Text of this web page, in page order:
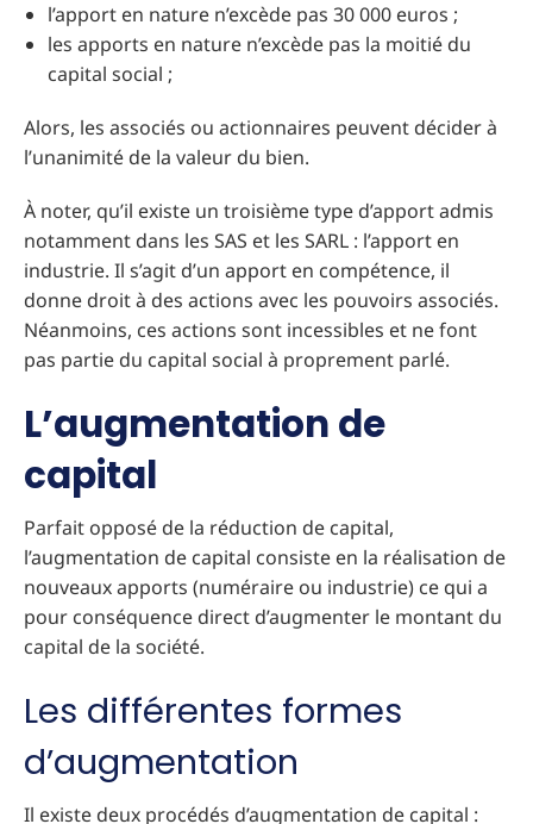
l’apport en nature n’excède pas 30 000 euros ;
les apports en nature n’excède pas la moitié du
capital social ;
Alors, les associés ou actionnaires peuvent décider à
l’unanimité de la valeur du bien.
À noter, qu’il existe un troisième type d’apport admis
notamment dans les SAS et les SARL : l’apport en
industrie. Il s’agit d’un apport en compétence, il
donne droit à des actions avec les pouvoirs associés.
Néanmoins, ces actions sont incessibles et ne font
pas partie du capital social à proprement parlé.
L’augmentation de
capital
Parfait opposé de la réduction de capital,
l’augmentation de capital consiste en la réalisation de
nouveaux apports (numéraire ou industrie) ce qui a
pour conséquence direct d’augmenter le montant du
capital de la société.
Les différentes formes
d’augmentation
Il existe deux procédés d’augmentation de capital :